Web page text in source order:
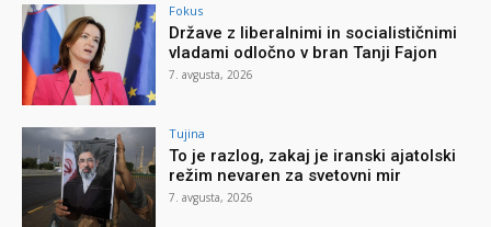
Fokus
Države z liberalnimi in socialističnimi
vladami odločno v bran Tanji Fajon
7. avgusta, 2026
Tujina
To je razlog, zakaj je iranski ajatolski
režim nevaren za svetovni mir
7. avgusta, 2026